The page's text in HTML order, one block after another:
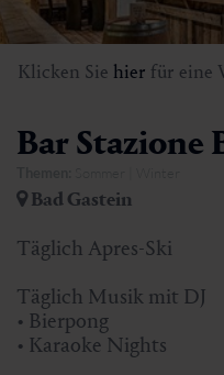
Klicken Sie hier für eine
Bar Stazione
Bad Gastein
Täglich Apres-Ski
Täglich Musik mit DJ
• Bierpong
• Karaoke Nights